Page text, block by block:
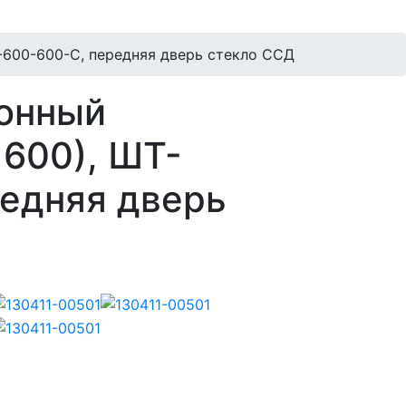
600-С, передняя дверь стекло ССД
ШТ-
дверь